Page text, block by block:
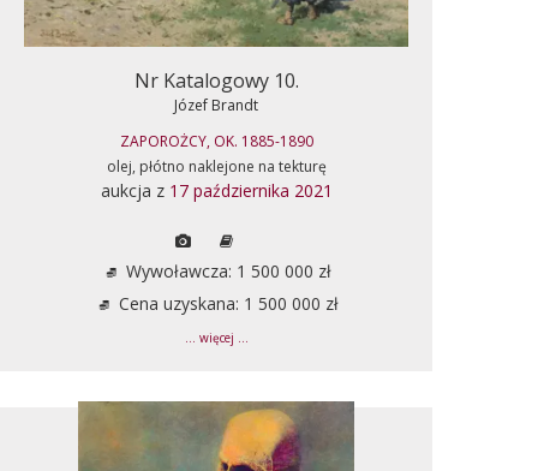
Nr Katalogowy 10.
Józef Brandt
ZAPOROŻCY, OK. 1885-1890
olej, płótno naklejone na tekturę
aukcja z 17 października 2021
Wywoławcza: 1 500 000 zł
Cena uzyskana: 1 500 000 zł
... więcej ...